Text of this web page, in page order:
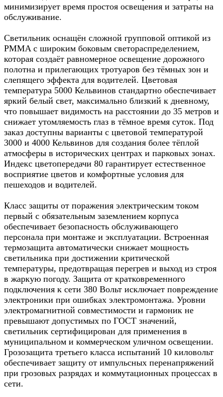
минимизирует время простоя освещения и затраты на
обслуживание.​
Светильник оснащён сложной групповой оптикой из
PMMA с широким боковым светораспределением,
которая создаёт равномерное освещение дорожного
полотна и прилегающих тротуаров без тёмных зон и
слепящего эффекта для водителей. Цветовая
температура 5000 Кельвинов стандартно обеспечивает
яркий белый свет, максимально близкий к дневному,
что повышает видимость на расстоянии до 35 метров и
снижает утомляемость глаз в тёмное время суток. Под
заказ доступны варианты с цветовой температурой
3000 и 4000 Кельвинов для создания более тёплой
атмосферы в исторических центрах и парковых зонах.
Индекс цветопередачи 80 гарантирует естественное
восприятие цветов и комфортные условия для
пешеходов и водителей.​
Класс защиты от поражения электрическим током
первый с обязательным заземлением корпуса
обеспечивает безопасность обслуживающего
персонала при монтаже и эксплуатации. Встроенная
термозащита автоматически снижает мощность
светильника при достижении критической
температуры, предотвращая перегрев и выход из строя
в жаркую погоду. Защита от кратковременного
подключения к сети 380 Вольт исключает повреждение
электроники при ошибках электромонтажа. Уровни
электромагнитной совместимости и гармоник не
превышают допустимых по ГОСТ значений,
светильник сертифицирован для применения в
муниципальном и коммерческом уличном освещении.
Грозозащита третьего класса испытаний 10 киловольт
обеспечивает защиту от импульсных перенапряжений
при грозовых разрядах и коммутационных процессах в
сети.​